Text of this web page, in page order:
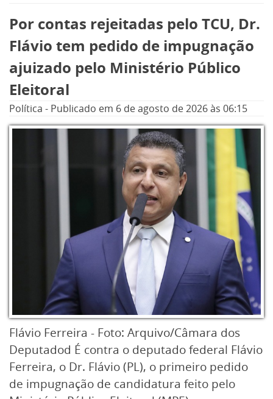
Por contas rejeitadas pelo TCU, Dr.
Flávio tem pedido de impugnação
ajuizado pelo Ministério Público
Eleitoral
Política - Publicado em 6 de agosto de 2026às 06:15
Flávio Ferreira - Foto: Arquivo/Câmara dos
Deputadod É contra o deputado federal Flávio
Ferreira, o Dr. Flávio (PL), o primeiro pedido
de impugnação de candidatura feito pelo